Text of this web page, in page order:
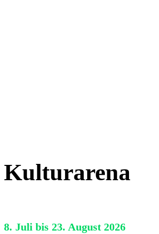
Kulturarena
8. Juli bis 23. August 2026